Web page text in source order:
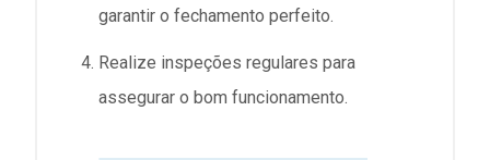
garantir o fechamento perfeito.
Realize inspeções regulares para
assegurar o bom funcionamento.